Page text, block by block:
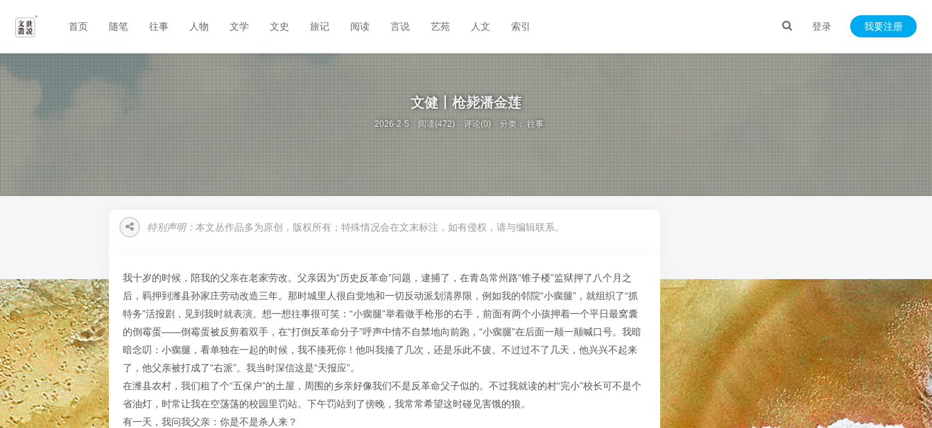
登录 我要注册
首页 随笔 往事 人物 文学 文史 旅记 阅读 言说 艺苑 人文 索引
文健丨枪毙潘金莲
2026-2-5 阅读(472) 评论(0) 分类：往事
特别声明： 本文丛作品多为原创，版权所有；特殊情况会在文末标注，如有侵权，请与编辑联系。
我十岁的时候，陪我的父亲在老家劳改。父亲因为“历史反革命”问题，逮捕了，在青岛常州路“锥子楼”监狱押了八个月之
后，羁押到潍县孙家庄劳动改造三年。那时城里人很自觉地和一切反动派划清界限，例如我的邻院“小瘸腿”，就组织了“抓
特务”活报剧，见到我时就表演。想一想往事很可笑：“小瘸腿”举着做手枪形的右手，前面有两个小孩押着一个平日最窝囊
的倒霉蛋——倒霉蛋被反剪着双手，在“打倒反革命分子”呼声中情不自禁地向前跑，“小瘸腿”在后面一颠一颠喊口号。我暗
暗念叨：小瘸腿，看单独在一起的时候，我不揍死你！他叫我揍了几次，还是乐此不疲。不过过不了几天，他兴兴不起来
了，他父亲被打成了“右派”。我当时深信这是“天报应”。
在潍县农村，我们租了个“五保户”的土屋，周围的乡亲好像我们不是反革命父子似的。不过我就读的村“完小”校长可不是个
省油灯，时常让我在空荡荡的校园里罚站。下午罚站到了傍晚，我常常希望这时碰见害饿的狼。
有一天，我问我父亲：你是不是杀人来？